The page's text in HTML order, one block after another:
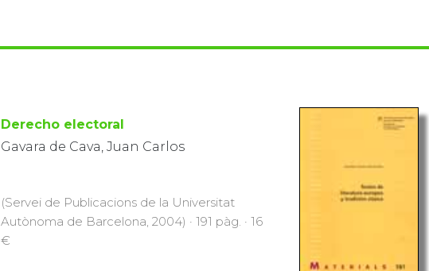
Derecho electoral
Gavara de Cava, Juan Carlos
(Servei de Publicacions de la Universitat
Autònoma de Barcelona, 2004) · 191 pàg. · 16
€